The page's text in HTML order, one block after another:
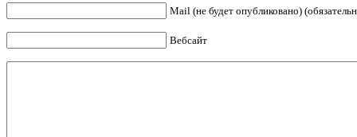
Mail (не будет опубликовано)
Вебсайт